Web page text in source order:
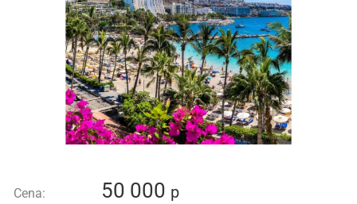
Cena: 50 000 p